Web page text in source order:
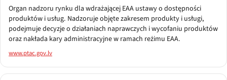
Organ nadzoru rynku dla wdrażającej EAA ustawy o dostępności
produktów i usług. Nadzoruje objęte zakresem produkty i usługi,
podejmuje decyzje o działaniach naprawczych i wycofaniu produktów
oraz nakłada kary administracyjne w ramach reżimu EAA.
www.ptac.gov.lv